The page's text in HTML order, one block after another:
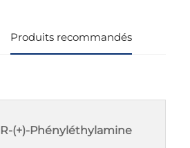
Produits recommandés
R-(+)-Phényléthylamine